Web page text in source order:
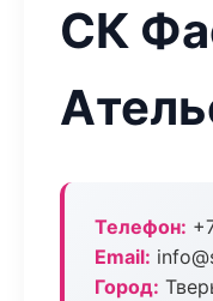
СК
Телефон:
Email:
Город: